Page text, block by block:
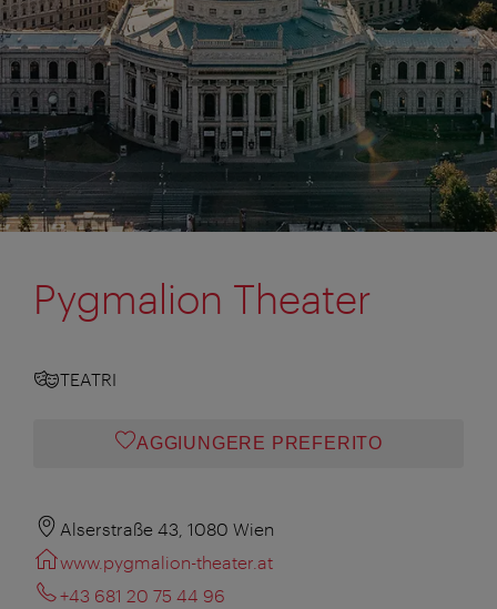
Pygmalion Theater
TEATRI
AGGIUNGERE PREFERITO
Alserstraße 43, 1080 Wien
www.pygmalion-theater.at
+43 681 20 75 44 96